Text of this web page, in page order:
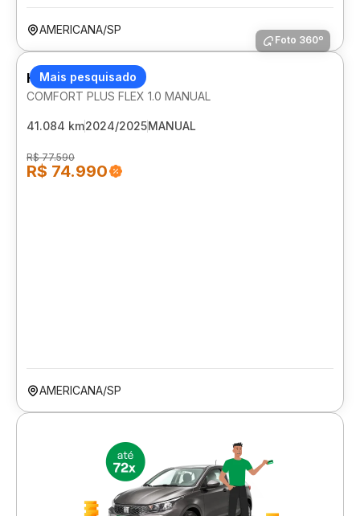
AMERICANA/SP
Mais pesquisado
Foto 360º
HYUNDAI HB20
COMFORT PLUS FLEX 1.0 MANUAL
41.084 km2024/2025MANUAL
R$ 77.590
R$ 74.990
AMERICANA/SP